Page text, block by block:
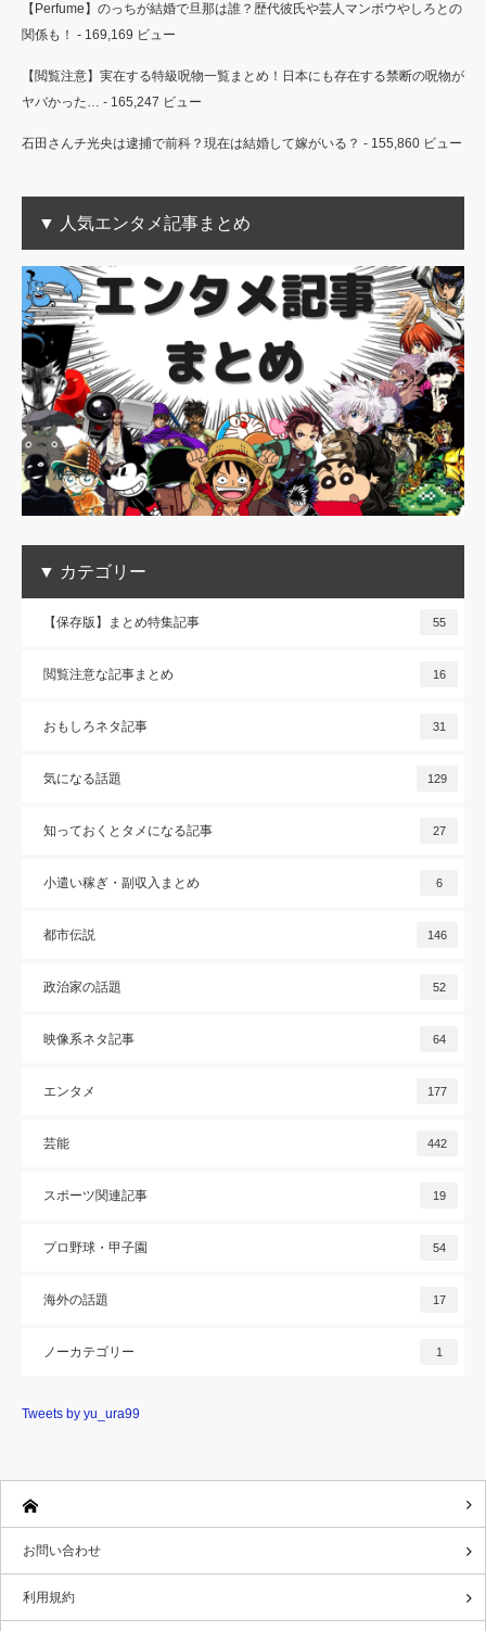
【Perfume】のっちが結婚で旦那は誰？歴代彼氏や芸人マンボウやしろとの
関係も！ - 169,169 ビュー
【閲覧注意】実在する特級呪物一覧まとめ！日本にも存在する禁断の呪物が
ヤバかった… - 165,247 ビュー
石田さんチ光央は逮捕で前科？現在は結婚して嫁がいる？ - 155,860 ビュー
▼ 人気エンタメ記事まとめ
▼ カテゴリー
【保存版】まとめ特集記事 55
閲覧注意な記事まとめ 16
おもしろネタ記事 31
気になる話題 129
知っておくとタメになる記事 27
小遣い稼ぎ・副収入まとめ 6
都市伝説 146
政治家の話題 52
映像系ネタ記事 64
エンタメ 177
芸能 442
スポーツ関連記事 19
プロ野球・甲子園 54
海外の話題 17
ノーカテゴリー 1
Tweets by yu_ura99
お問い合わせ
利用規約